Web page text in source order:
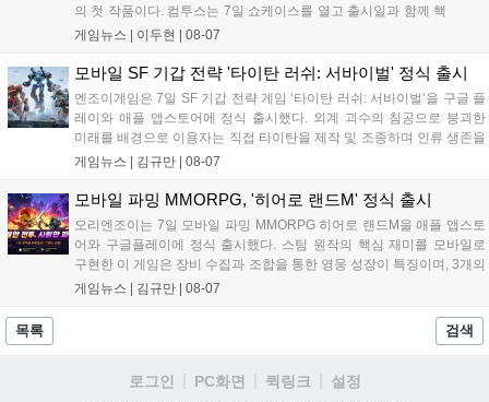
의 첫 작품이다. 컴투스는 7일 쇼케이스를 열고 출시일과 함께 핵
심 콘텐츠, 유료화 정책, 운영 방향을 공개했다. 캐릭터명 선점은
의 오만으로 균열이...
게임뉴스 | 이두현 | 08-07
모바일 SF 기갑 전략 '타이탄 러쉬: 서바이벌' 정식 출시
엔조이게임은 7일 SF 기갑 전략 게임 ‘타이탄 러쉬: 서바이벌’을 구글 플
레이와 애플 앱스토어에 정식 출시했다. 외계 괴수의 침공으로 붕괴한
미래를 배경으로 이용자는 직접 타이탄을 제작 및 조종하며 인류 생존을
위한 전투를 펼친다. 지휘관 모집, 피난처 운영, 연맹 협동 콘텐츠가 특징
지원 보상을 제공한다. 상세 내용은 공식 커뮤니티에서 확인 가능하다....
게임뉴스 | 김규만 | 08-07
모바일 파밍 MMORPG, '히어로 랜드M' 정식 출시
오리엔조이는 7일 모바일 파밍 MMORPG 히어로 랜드M을 애플 앱스토
어와 구글플레이에 정식 출시했다. 스팀 원작의 핵심 재미를 모바일로
구현한 이 게임은 장비 수집과 조합을 통한 영웅 성장이 특징이며, 3개의
무기 스킬을 활용한 전략적 전투와 길드전 등 다양한 콘텐츠를 제공한
혜택을 지급하며, 상세 내용은 공식 라운지에서 확인할 수 있다. 이용자
는 게임 접속 및 주요 콘텐츠 플레이를 통해 성장을 지원받을 수 있다....
게임뉴스 | 김규만 | 08-07
목록 검색
로그인 PC화면 퀵링크
설정